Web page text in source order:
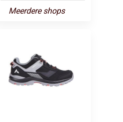
Meerdere shops